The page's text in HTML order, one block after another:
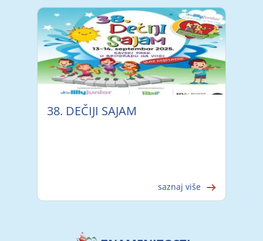
38. DEČIJI SAJAM
saznaj više